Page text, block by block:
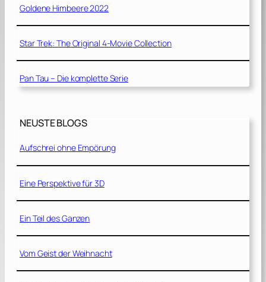
Goldene Himbeere 2022
Star Trek: The Original 4-Movie Collection
Pan Tau – Die komplette Serie
NEUSTE BLOGS
Aufschrei ohne Empörung
Eine Perspektive für 3D
Ein Teil des Ganzen
Vom Geist der Weihnacht